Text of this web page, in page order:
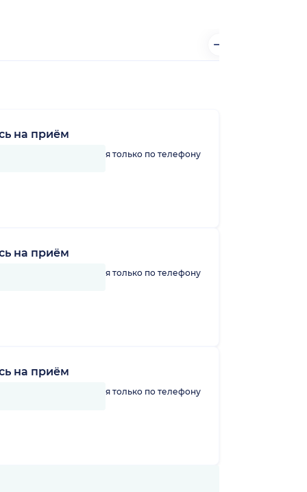
на приём
можно записаться только по телефону
на приём
можно записаться только по телефону
на приём
можно записаться только по телефону